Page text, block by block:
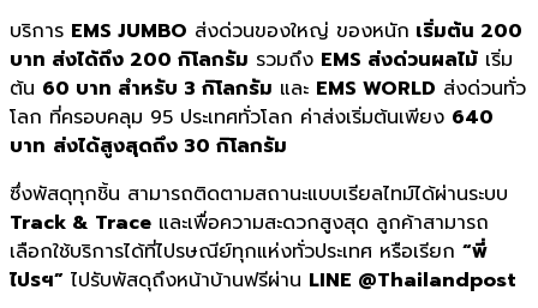
บริการ EMS JUMBO ส่งด่วนของใหญ่ ของหนัก เริ่มต้น 200
บาท ส่งได้ถึง 200 กิโลกรัม รวมถึง EMS ส่งด่วนผลไม้ เริ่ม
ต้น 60 บาท สำหรับ 3 กิโลกรัม และ EMS WORLD ส่งด่วนทั่ว
โลก ที่ครอบคลุม 95 ประเทศทั่วโลก ค่าส่งเริ่มต้นเพียง 640
บาท ส่งได้สูงสุดถึง 30 กิโลกรัม
ซึ่งพัสดุทุกชิ้น สามารถติดตามสถานะแบบเรียลไทม์ได้ผ่านระบบ
Track & Trace และเพื่อความสะดวกสูงสุด ลูกค้าสามารถ
เลือกใช้บริการได้ที่ไปรษณีย์ทุกแห่งทั่วประเทศ หรือเรียก “พี่
ไปรฯ” ไปรับพัสดุถึงหน้าบ้านฟรีผ่าน LINE @Thailandpost